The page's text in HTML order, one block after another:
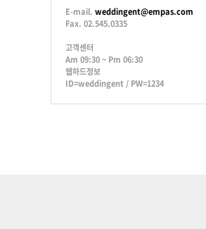
E-mail. weddingent@empas.com
Fax. 02.545.0335
고객센터
Am 09:30 ~ Pm 06:30
웹하드정보
ID=weddingent / PW=1234